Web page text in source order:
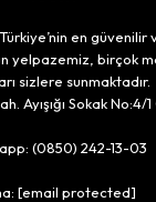
en
yelpazemiz, birçok
sizlere sunmaktadır.
Ayışığı Sokak
(0850) 242-13-03
[email protected]